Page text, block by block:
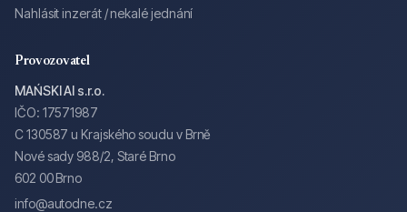
Nahlásit inzerát / nekalé jednání
Provozovatel
MAŃSKI AI s.r.o.
IČO: 17571987
C 130587 u Krajského soudu v Brně
Nové sady 988/2, Staré Brno
602 00 Brno
info@autodne.cz